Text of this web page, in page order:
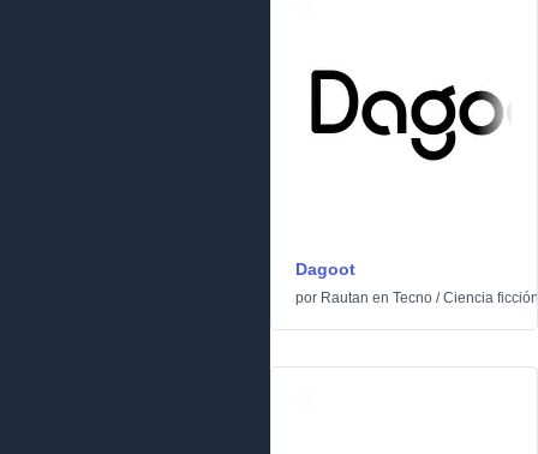
Dagoot
por Rautan en Tecno /Ciencia ficción